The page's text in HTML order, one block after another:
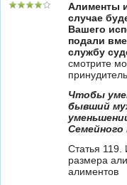
Алименты
случае
Вашего
подали
службу
смотрите
Чтобы
бывший
Семейного
Статья 119.
размера
алиментов